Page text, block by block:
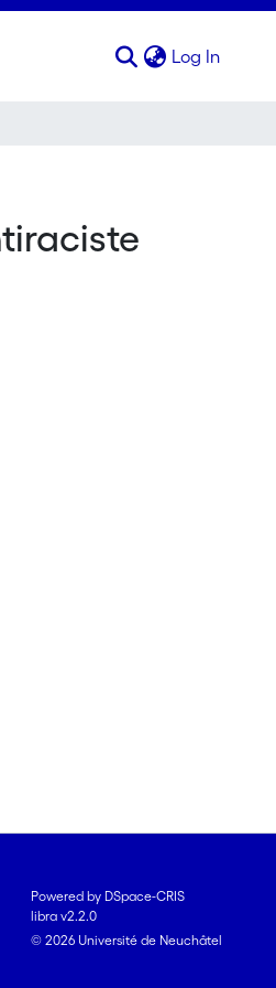
Log In
Powered by DSpace-CRIS
libra v2.2.0
© 2026 Université de Neuchâtel